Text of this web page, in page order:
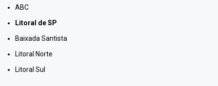
ABC
Litoral de SP
Baixada Santista
Litoral Norte
Litoral Sul